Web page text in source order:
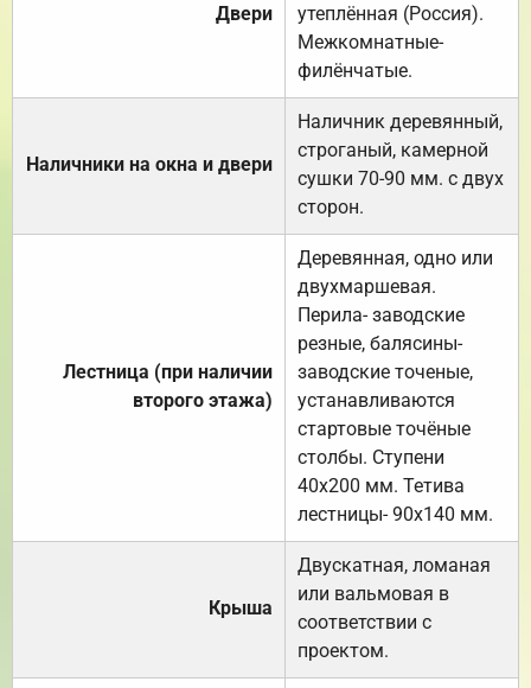
Двери
утеплённая (Россия).
Межкомнатные-
филёнчатые.
Наличники на окна и двери
Наличник деревянный,
строганый, камерной
сушки 70-90 мм. с двух
сторон.
Лестница (при наличии
второго этажа)
Деревянная, одно или
двухмаршевая.
Перила- заводские
резные, балясины-
заводские точеные,
устанавливаются
стартовые точёные
столбы. Ступени
40х200 мм. Тетива
лестницы- 90х140 мм.
Крыша
Двускатная, ломаная
или вальмовая в
соответствии с
проектом.